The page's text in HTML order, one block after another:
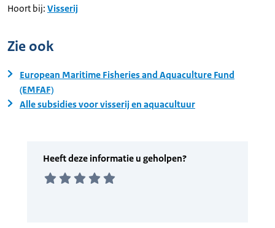
Hoort bij: Visserij
Zie ook
European Maritime Fisheries and Aquaculture Fund
(EMFAF)
Alle subsidies voor visserij en aquacultuur